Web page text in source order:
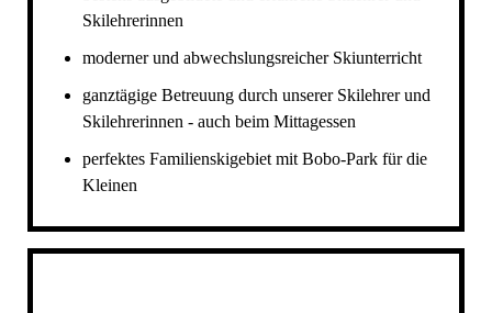
Skilehrerinnen
moderner und abwechslungsreicher Skiunterricht
ganztägige Betreuung durch unserer Skilehrer und
Skilehrerinnen - auch beim Mittagessen
perfektes Familienskigebiet mit Bobo-Park für die
Kleinen